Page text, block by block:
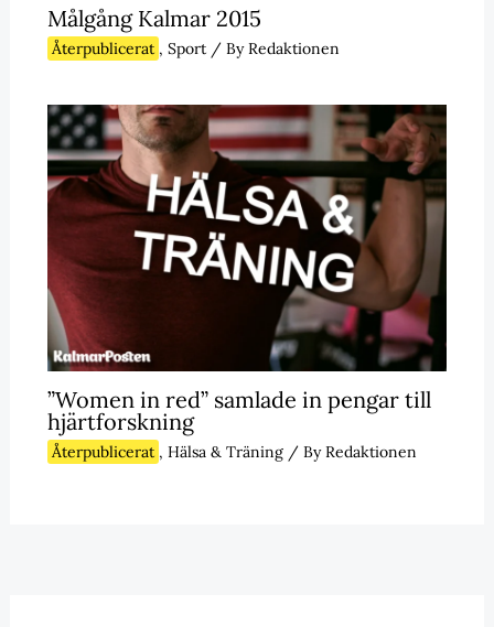
Målgång Kalmar 2015
Återpublicerat , Sport/ ByRedaktionen
”Women in red” samlade in pengar till
hjärtforskning
Återpublicerat , Hälsa & Träning/ ByRedaktionen